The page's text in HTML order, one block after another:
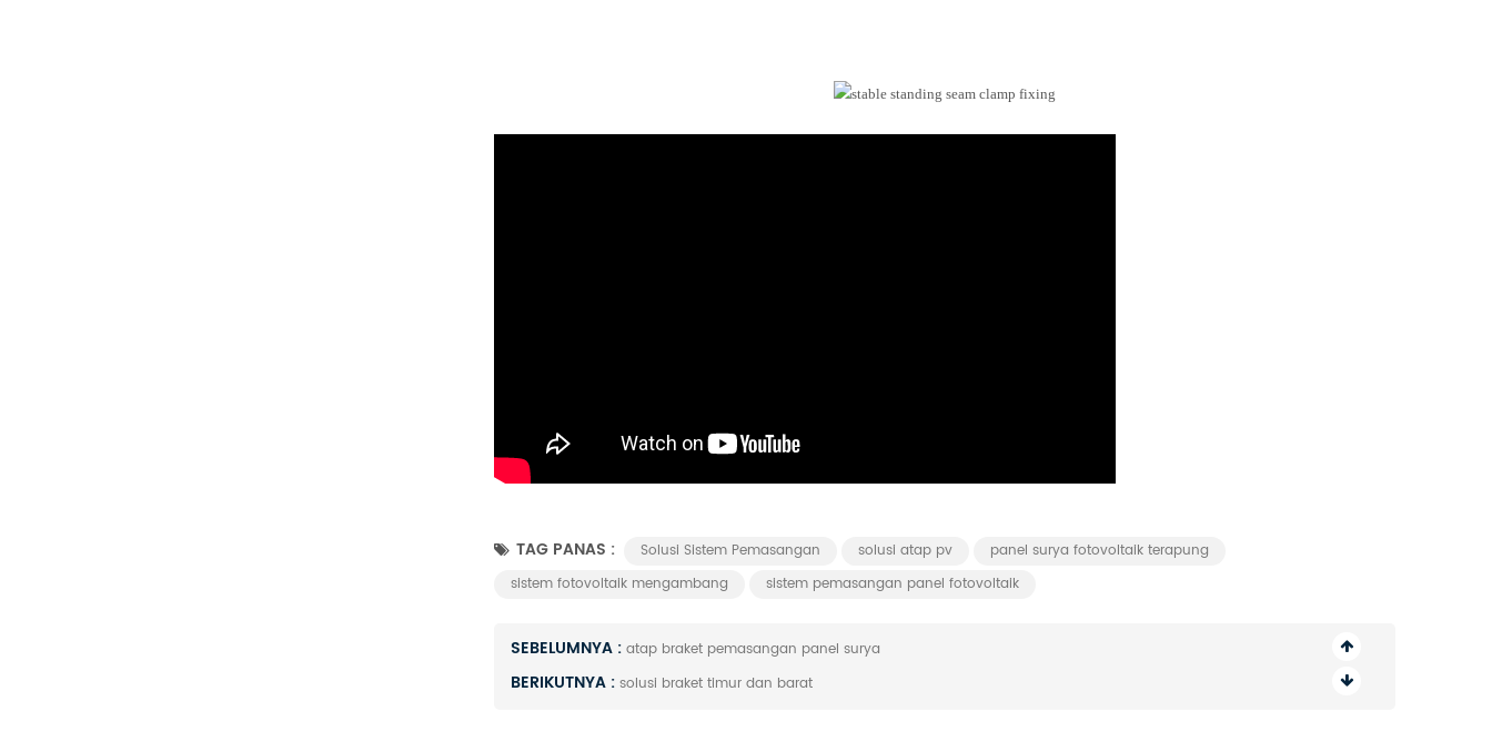
TAG PANAS : Solusi Sistem Pemasangan solusi atap pv
panel surya fotovoltaik terapung
sistem fotovoltaik mengambang
sistem pemasangan panel fotovoltaik
SEBELUMNYA : atap braket pemasangan panel surya
BERIKUTNYA : solusi braket timur dan barat